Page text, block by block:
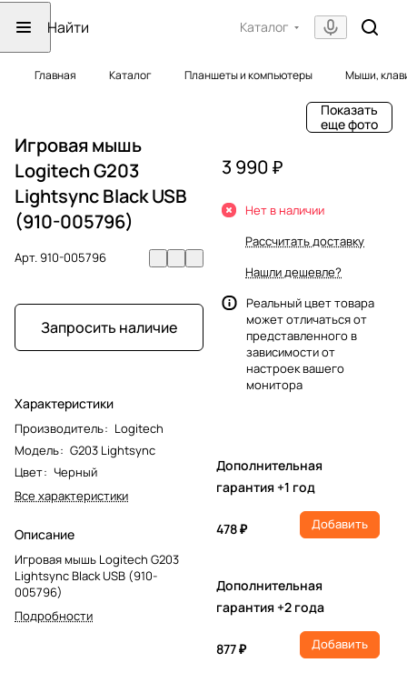
Каталог
Главная Каталог Планшеты и компьютеры Мыши,
Показать
еще фото
Игровая мышь
Logitech G203
Lightsync Black USB
(910-005796)
Арт.910-005796
Запросить наличие
Характеристики
Производитель: Logitech
Модель: G203 Lightsync
Цвет: Черный
Все характеристики
Описание
Игровая мышь Logitech G203
Lightsync Black USB (910-
005796)
Подробности
3 990 ₽
Нет в наличии
Рассчитать доставку
Нашли дешевле?
Реальный цвет товара
может отличаться от
представленного в
зависимости от
настроек вашего
монитора
Дополнительная
гарантия +1 год
478 ₽ Добавить
Дополнительная
гарантия +2 года
877 ₽ Добавить